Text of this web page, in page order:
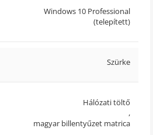
Windows 10 Professional
(telepített)
Szürke
Hálózati töltő
,
magyar billentyűzet matrica